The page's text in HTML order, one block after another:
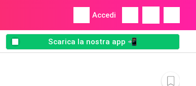
Accedi
Scarica la nostra app 📲